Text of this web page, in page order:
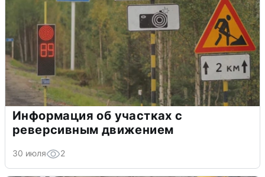
Информация об участках с
реверсивным движением
30 июля 2